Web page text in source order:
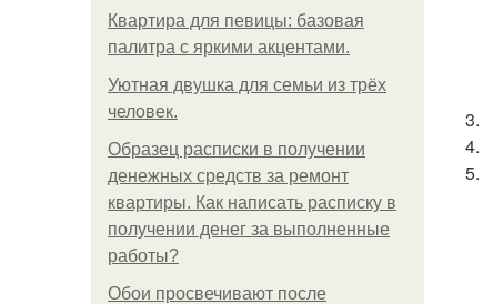
Квартира для певицы: базовая
палитра с яркими акцентами.
Уютная двушка для семьи из трёх
человек.
Образец расписки в получении
денежных средств за ремонт
квартиры. Как написать расписку в
получении денег за выполненные
работы?
Обои просвечивают после